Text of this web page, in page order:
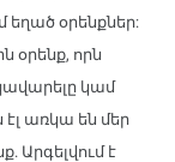
եղած օրենքներ:
օրենք, որն
կամ
առկա են մեր
Արգելվում է